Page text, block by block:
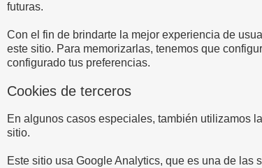
futuras.
Con el fin de brindarte la mejor experiencia de
este sitio. Para memorizarlas, tenemos que
configurado tus preferencias.
Cookies de terceros
En algunos casos especiales, también utilizamos
sitio.
Este sitio usa Google Analytics, que es una de